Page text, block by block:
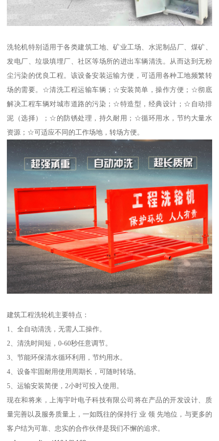
洗轮机特别适用于各类建筑工地、矿业工场、水泥制品厂、煤矿、
发电厂、垃圾填埋厂、社区等场所的进出车辆清洗。从而达到无粉
尘污染的优良工程。该设备安装运输方便，可适用各种工地频繁转
场的需要。☆清洗工程运输车辆；☆安装简单，操作方便；☆彻底
解决工程车辆对城市道路的污染；☆特造型，经典设计；☆自动排
泥（选择）；☆的防锈处理，持久耐用；☆循环用水，节约大量水
资源；☆可适应不同的工作场地，转场方便。
建筑工程洗轮机主要特点：
1、全自动清洗，无需人工操作。
2、清洗时间短，0-60秒任意调节。
3、节能环保清水循环利用，节约用水。
4、设备牢固耐用使用周期长，可随时转场。
5、运输安装简便，2小时可投入使用。
现在和将来，上海宇叶电子科技有限公司将在产品的开发设计、质
量完善以及服务质量上，一如既往的保持行 业 领 先地位，与更多的
客户结为可靠、忠实的合作伙伴是我们不懈的追求。